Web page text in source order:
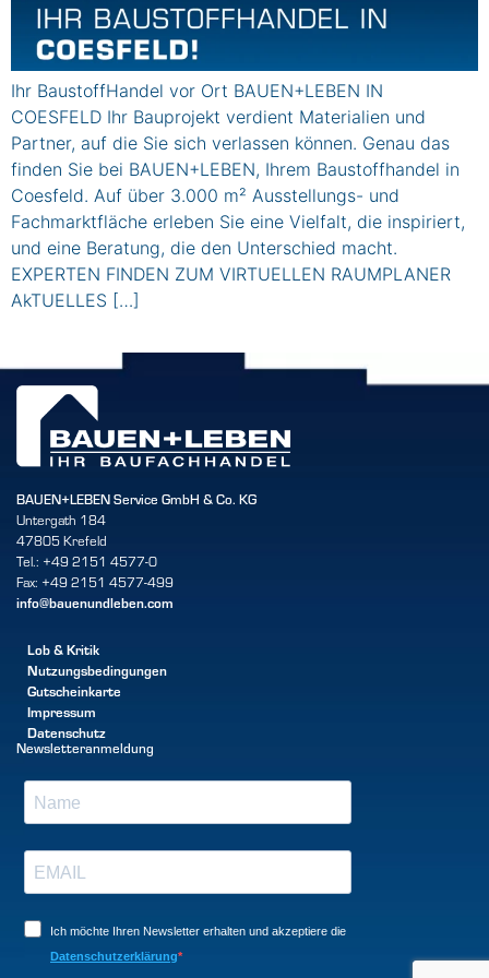
Ihr BaustoffHandel vor Ort BAUEN+LEBEN IN
COESFELD Ihr Bauprojekt verdient Materialien und
Partner, auf die Sie sich verlassen können. Genau das
finden Sie bei BAUEN+LEBEN, Ihrem Baustoffhandel in
Coesfeld. Auf über 3.000 m² Ausstellungs- und
Fachmarktfläche erleben Sie eine Vielfalt, die inspiriert,
und eine Beratung, die den Unterschied macht.
EXPERTEN FINDEN ZUM VIRTUELLEN RAUMPLANER
AkTUELLES […]
BAUEN+LEBEN Service GmbH & Co. KG
Untergath 184
47805 Krefeld
Tel.: +49 2151 4577-0
Fax: +49 2151 4577-499
info@bauenundleben.com
Lob & Kritik
Nutzungsbedingungen
Gutscheinkarte
Impressum
Datenschutz
Newsletteranmeldung
Ich möchte Ihren Newsletter erhalten und akzeptiere die
Datenschutzerklärung